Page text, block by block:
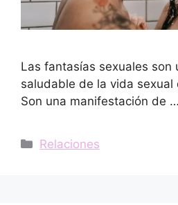
Las fantasías sexuales son
saludable de la vida sexual
Son una manifestación de …
Categorías
Relaciones